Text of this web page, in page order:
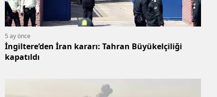
5 ay önce
İngiltere’den İran kararı: Tahran Büyükelçiliği
kapatıldı